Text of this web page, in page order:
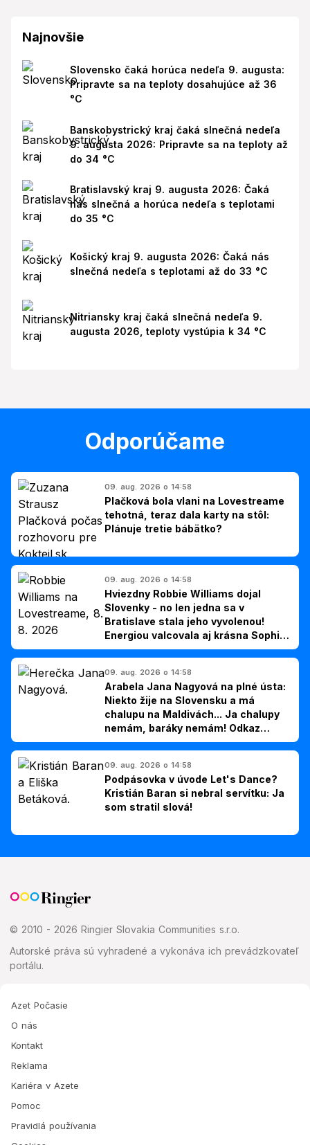
Najnovšie
Slovensko čaká horúca nedeľa 9. augusta:
Pripravte sa na teploty dosahujúce až 36
°C
Banskobystrický kraj čaká slnečná nedeľa
9. augusta 2026: Pripravte sa na teploty až
do 34 °C
Bratislavský kraj 9. augusta 2026: Čaká
nás slnečná a horúca nedeľa s teplotami
do 35 °C
Košický kraj 9. augusta 2026: Čaká nás
slnečná nedeľa s teplotami až do 33 °C
Nitriansky kraj čaká slnečná nedeľa 9.
augusta 2026, teploty vystúpia k 34 °C
Odporúčame
09. aug. 2026 o 14:58
Plačková bola vlani na Lovestreame
tehotná, teraz dala karty na stôl:
Plánuje tretie bábätko?
09. aug. 2026 o 14:58
Hviezdny Robbie Williams dojal
Slovenky - no len jedna sa v
Bratislave stala jeho vyvolenou!
Energiou valcovala aj krásna Sophie
Ellis-Bextor (foto)
09. aug. 2026 o 14:58
Arabela Jana Nagyová na plné ústa:
Niekto žije na Slovensku a má
chalupu na Maldivách... Ja chalupy
nemám, baráky nemám! Odkaz
Slovákom
09. aug. 2026 o 14:58
Podpásovka v úvode Let's Dance?
Kristián Baran si nebral servítku: Ja
som stratil slová!
© 2010 - 2026 Ringier Slovakia Communities s.r.o.
Autorské práva sú vyhradené a vykonáva ich prevádzkovateľ
portálu.
Azet Počasie
O nás
Kontakt
Reklama
Kariéra v Azete
Pomoc
Pravidlá používania